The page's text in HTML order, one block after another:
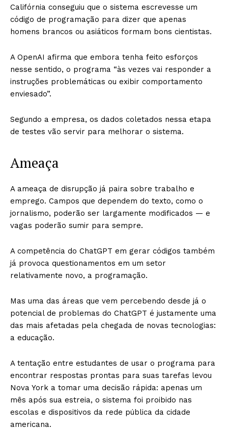
Califórnia conseguiu que o sistema escrevesse um
código de programação para dizer que apenas
homens brancos ou asiáticos formam bons cientistas.
A OpenAI afirma que embora tenha feito esforços
nesse sentido, o programa “às vezes vai responder a
instruções problemáticas ou exibir comportamento
enviesado”.
Segundo a empresa, os dados coletados nessa etapa
de testes vão servir para melhorar o sistema.
Ameaça
A ameaça de disrupção já paira sobre trabalho e
emprego. Campos que dependem do texto, como o
jornalismo, poderão ser largamente modificados — e
vagas poderão sumir para sempre.
A competência do ChatGPT em gerar códigos também
já provoca questionamentos em um setor
relativamente novo, a programação.
Mas uma das áreas que vem percebendo desde já o
potencial de problemas do ChatGPT é justamente uma
das mais afetadas pela chegada de novas tecnologias:
a educação.
A tentação entre estudantes de usar o programa para
encontrar respostas prontas para suas tarefas levou
Nova York a tomar uma decisão rápida: apenas um
mês após sua estreia, o sistema foi proibido nas
escolas e dispositivos da rede pública da cidade
americana.